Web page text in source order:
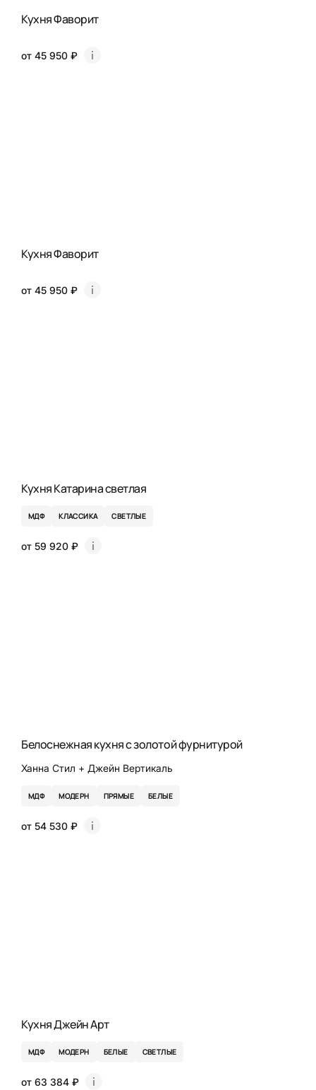
Кухня Фаворит
от 45 950 ₽
Кухня Фаворит
от 45 950 ₽
Кухня Катарина светлая
МДФ КЛАССИКА СВЕТЛЫЕ
от 59 920 ₽
Белоснежная кухня с золотой фурнитурой
Ханна Стил + Джейн Вертикаль
МДФ МОДЕРН ПРЯМЫЕ БЕЛЫЕ
от 54 530 ₽
Кухня Джейн Арт
МДФ МОДЕРН БЕЛЫЕ СВЕТЛЫЕ
от 63 384 ₽